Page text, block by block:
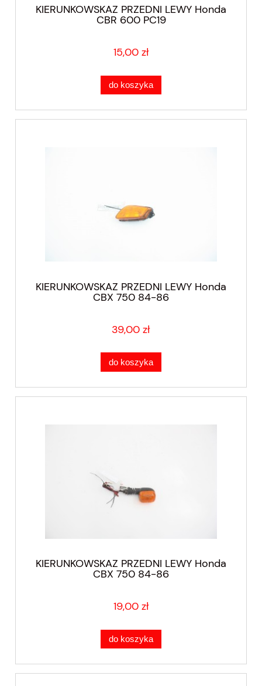
KIERUNKOWSKAZ PRZEDNI LEWY Honda
CBR 600 PC19
15,00 zł
do koszyka
KIERUNKOWSKAZ PRZEDNI LEWY Honda
CBX 750 84-86
39,00 zł
do koszyka
KIERUNKOWSKAZ PRZEDNI LEWY Honda
CBX 750 84-86
19,00 zł
do koszyka